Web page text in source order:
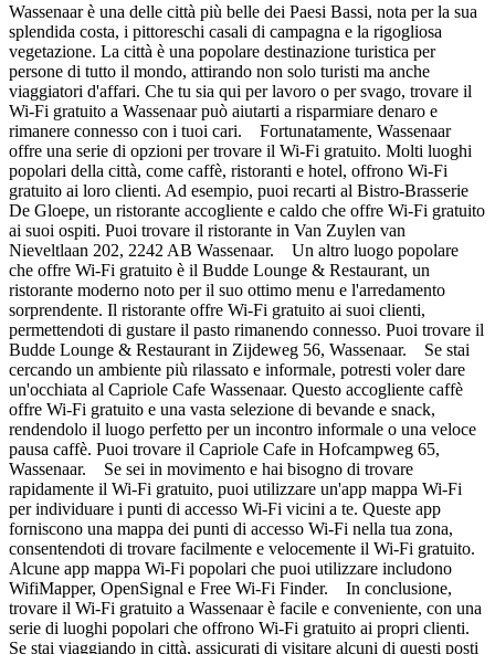
Wassenaar è una delle città più belle dei Paesi Bassi, nota per la sua
splendida costa, i pittoreschi casali di campagna e la rigogliosa
vegetazione. La città è una popolare destinazione turistica per
persone di tutto il mondo, attirando non solo turisti ma anche
viaggiatori d'affari. Che tu sia qui per lavoro o per svago, trovare il
Wi-Fi gratuito a Wassenaar può aiutarti a risparmiare denaro e
rimanere connesso con i tuoi cari. Fortunatamente, Wassenaar
offre una serie di opzioni per trovare il Wi-Fi gratuito. Molti luoghi
popolari della città, come caffè, ristoranti e hotel, offrono Wi-Fi
gratuito ai loro clienti. Ad esempio, puoi recarti al Bistro-Brasserie
De Gloepe, un ristorante accogliente e caldo che offre Wi-Fi gratuito
ai suoi ospiti. Puoi trovare il ristorante in Van Zuylen van
Nieveltlaan 202, 2242 AB Wassenaar. Un altro luogo popolare
che offre Wi-Fi gratuito è il Budde Lounge & Restaurant, un
ristorante moderno noto per il suo ottimo menu e l'arredamento
sorprendente. Il ristorante offre Wi-Fi gratuito ai suoi clienti,
permettendoti di gustare il pasto rimanendo connesso. Puoi trovare il
Budde Lounge & Restaurant in Zijdeweg 56, Wassenaar. Se stai
cercando un ambiente più rilassato e informale, potresti voler dare
un'occhiata al Capriole Cafe Wassenaar. Questo accogliente caffè
offre Wi-Fi gratuito e una vasta selezione di bevande e snack,
rendendolo il luogo perfetto per un incontro informale o una veloce
pausa caffè. Puoi trovare il Capriole Cafe in Hofcampweg 65,
Wassenaar. Se sei in movimento e hai bisogno di trovare
rapidamente il Wi-Fi gratuito, puoi utilizzare un'app mappa Wi-Fi
per individuare i punti di accesso Wi-Fi vicini a te. Queste app
forniscono una mappa dei punti di accesso Wi-Fi nella tua zona,
consentendoti di trovare facilmente e velocemente il Wi-Fi gratuito.
Alcune app mappa Wi-Fi popolari che puoi utilizzare includono
WifiMapper, OpenSignal e Free Wi-Fi Finder. In conclusione,
trovare il Wi-Fi gratuito a Wassenaar è facile e conveniente, con una
serie di luoghi popolari che offrono Wi-Fi gratuito ai propri clienti.
Se stai viaggiando in città, assicurati di visitare alcuni di questi posti